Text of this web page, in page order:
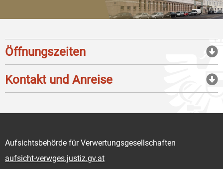
Öffnungszeiten
Kontakt und Anreise
Aufsichtsbehörde für Verwertungsgesellschaften
aufsicht-verwges.justiz.gv.at